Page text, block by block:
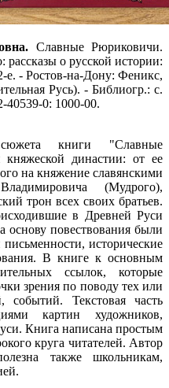
Славные Рюриковичи.
о русской истории:
- Ростов-на-Дону: Феникс,
Русь). - Библиогр.: с.
40539-0: 1000-00.
книги "Славные
династии: от ее
на княжение славянскими
(Мудрого),
трон всех своих братьев.
в Древней Руси
повествования были
исторические
В книге к основным
ссылок, которые
зрения по поводу тех или
событий. Текстовая часть
картин художников,
Книга написана простым
круга читателей. Автор
также школьникам,